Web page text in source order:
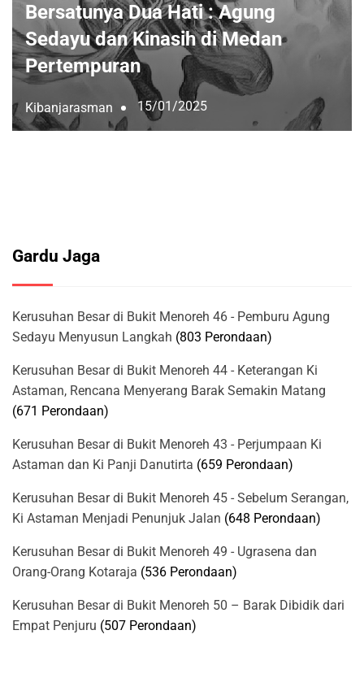
Bersatunya Dua Hati : Agung
Sedayu dan Kinasih di Medan
Pertempuran
Kibanjarasman 15/01/2025
Gardu Jaga
Kerusuhan Besar di Bukit Menoreh 46 - Pemburu Agung
Sedayu Menyusun Langkah (803 Perondaan)
Kerusuhan Besar di Bukit Menoreh 44 - Keterangan Ki
Astaman, Rencana Menyerang Barak Semakin Matang
(671 Perondaan)
Kerusuhan Besar di Bukit Menoreh 43 - Perjumpaan Ki
Astaman dan Ki Panji Danutirta (659 Perondaan)
Kerusuhan Besar di Bukit Menoreh 45 - Sebelum Serangan,
Ki Astaman Menjadi Penunjuk Jalan (648 Perondaan)
Kerusuhan Besar di Bukit Menoreh 49 - Ugrasena dan
Orang-Orang Kotaraja (536 Perondaan)
Kerusuhan Besar di Bukit Menoreh 50 – Barak Dibidik dari
Empat Penjuru (507 Perondaan)